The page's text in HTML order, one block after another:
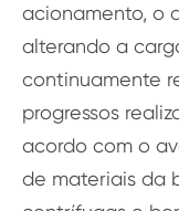
acionamento, o
alterando a
continuamente
progressos
acordo com o
de materiais da